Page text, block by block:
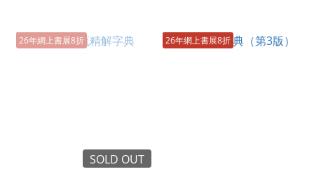
26年網上書展8折
SOLD OUT
26年網上書展8折